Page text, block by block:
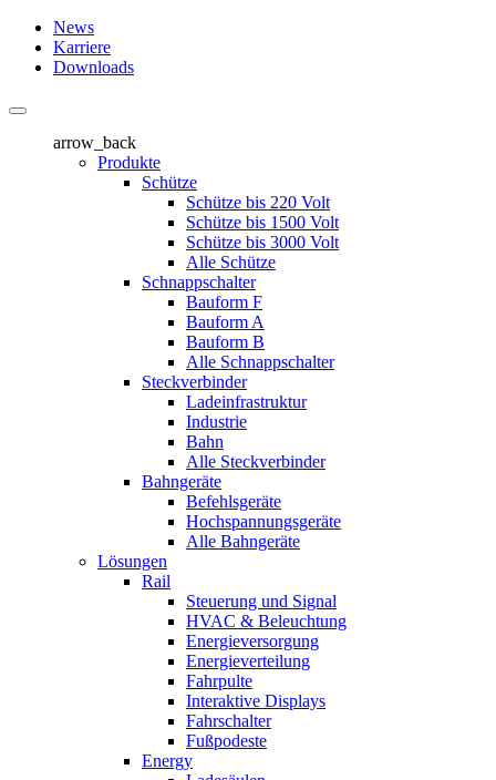
News
Karriere
Downloads
arrow_back
Produkte
Schütze
Schütze bis 220 Volt
Schütze bis 1500 Volt
Schütze bis 3000 Volt
Alle Schütze
Schnappschalter
Bauform F
Bauform A
Bauform B
Alle Schnappschalter
Steckverbinder
Ladeinfrastruktur
Industrie
Bahn
Alle Steckverbinder
Bahngeräte
Befehlsgeräte
Hochspannungsgeräte
Alle Bahngeräte
Lösungen
Rail
Steuerung und Signal
HVAC & Beleuchtung
Energieversorgung
Energieverteilung
Fahrpulte
Interaktive Displays
Fahrschalter
Fußpodeste
Energy